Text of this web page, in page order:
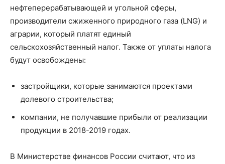
нефтеперерабатывающей и угольной сферы,
производители сжиженного природного газа (LNG) и
аграрии, который платят единый
сельскохозяйственный налог. Также от уплаты налога
будут освобождены:
застройщики, которые занимаются проектами
долевого строительства;
компании, не получавшие прибыли от реализации
продукции в 2018-2019 годах.
В Министерстве финансов России считают, что из